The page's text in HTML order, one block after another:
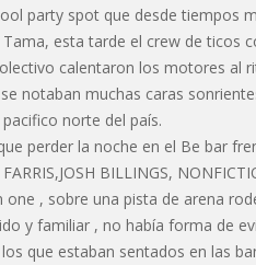
party spot que desde tiempos
esta tarde el crew de ticos
calentaron los motores al
notaban muchas caras
norte del país.
perder la noche en el Be bar
BILLINGS,
, sobre una pista de arena
y familiar , no había forma de
que estaban sentados en las